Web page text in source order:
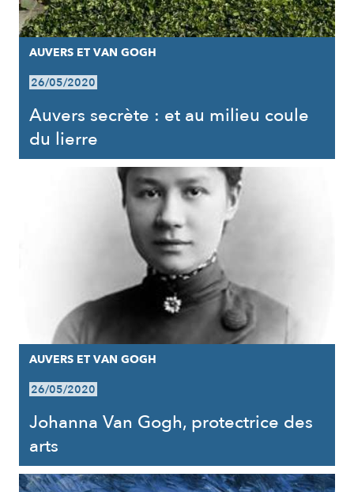
AUVERS ET VAN GOGH
26/05/2020
Auvers secrète : et au milieu coule
du lierre
AUVERS ET VAN GOGH
26/05/2020
Johanna Van Gogh, protectrice des
arts